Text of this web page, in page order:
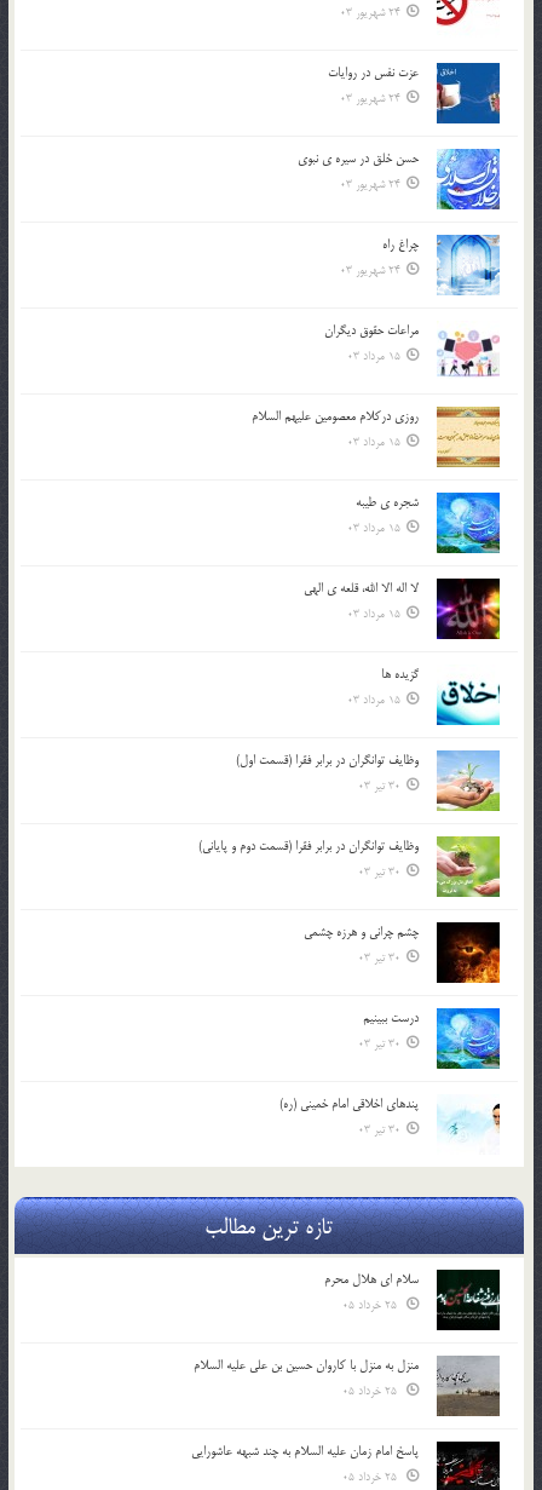
24 شهریور 03
عزت نفس در روايات
24 شهریور 03
حسن خلق در سيره ي نبوي
24 شهریور 03
چراغ راه
24 شهریور 03
مراعات حقوق ديگران
15 مرداد 03
روزي دركلام معصومين عليهم السلام
15 مرداد 03
شجره ي طيبه
15 مرداد 03
لا اله الا الله، قلعه ي الهي
15 مرداد 03
گزيده ها
15 مرداد 03
وظایف توانگران در برابر فقرا (قسمت اول)
30 تیر 03
وظایف توانگران در برابر فقرا (قسمت دوم و پایانی)
30 تیر 03
چشم ‏چرانى و هرزه‏ چشمى
30 تیر 03
درست ببينيم
30 تیر 03
پندهاي اخلاقي امام خميني (ره)
30 تیر 03
تازه ترین مطالب
سلام ای هلال محرم
منزل به منزل با کاروان حسین بن علی علیه السلام
پاسخ امام زمان علیه السلام به چند شبهه عاشورایی